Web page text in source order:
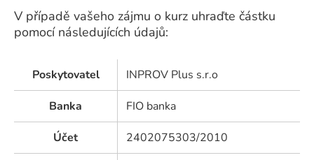
V případě vašeho zájmu o kurz uhraďte částku
pomocí následujících údajů:
Poskytovatel INPROV Plus s.r.o
Banka FIO banka
Účet 2402075303/2010